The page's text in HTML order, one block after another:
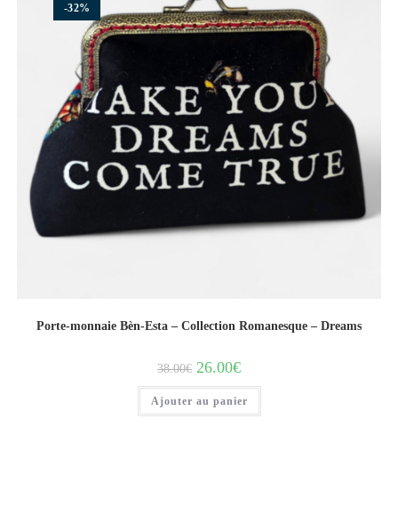
-32%
Porte-monnaie Bèn-Esta – Collection Romanesque – Dreams
38.00€ 26.00€
Ajouter au panier